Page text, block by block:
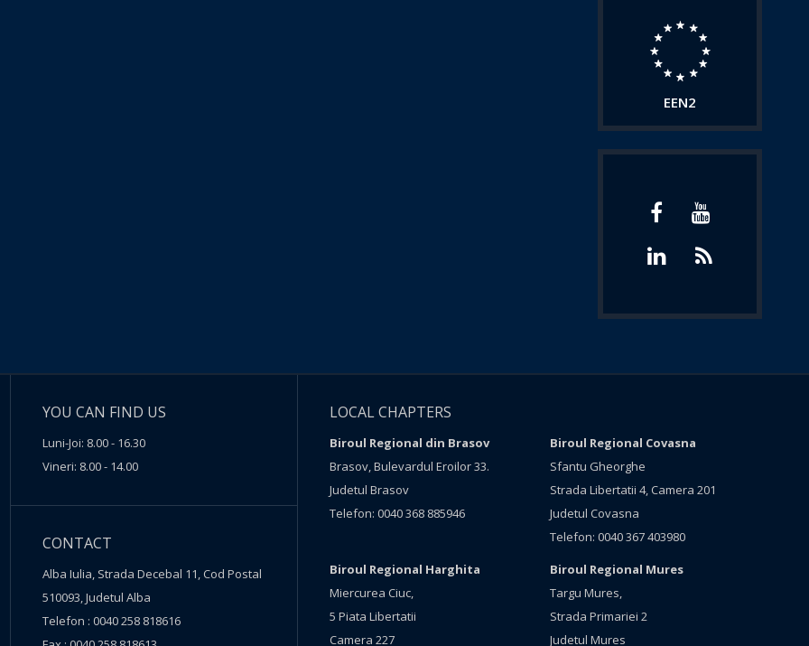
EEN2
YOU CAN FIND US
Luni-Joi: 8.00 - 16.30
Vineri: 8.00 - 14.00
CONTACT
Alba Iulia, Strada Decebal 11, Cod Postal
510093, Judetul Alba
Telefon : 0040 258 818616
LOCAL CHAPTERS
Biroul Regional din Brasov
Brasov, Bulevardul Eroilor 33.
Judetul Brasov
Telefon: 0040 368 885946
Biroul Regional Covasna
Sfantu Gheorghe
Strada Libertatii 4, Camera 201
Judetul Covasna
Telefon: 0040 367 403980
Biroul Regional Harghita
Miercurea Ciuc,
5 Piata Libertatii
Camera 227
Biroul Regional Mures
Targu Mures,
Strada Primariei 2
Judetul Mures